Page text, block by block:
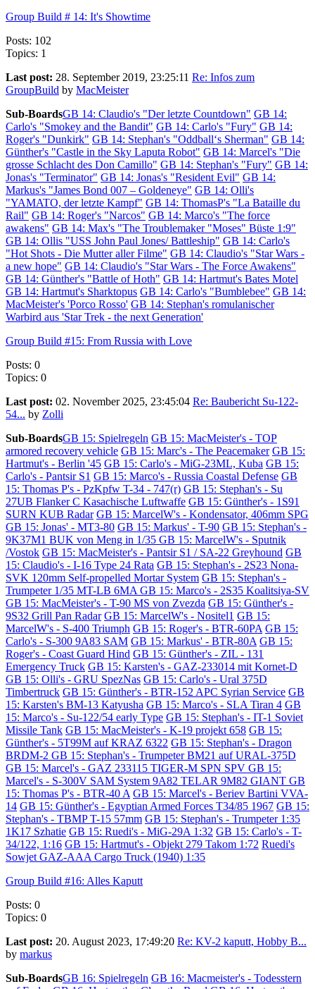
Group Build # 14: It's Showtime
Posts: 102
Topics: 1
Last post: 28. September 2019, 23:25:11 Re: Infos zum
GroupBuild by MacMeister
Sub-BoardsGB 14: Claudio's "Der letzte Countdown" GB 14:
Carlo's "Smokey and the Bandit" GB 14: Carlo's "Fury" GB 14:
Roger's "Dunkirk" GB 14: Stephan's "Oddball‘s Sherman" GB 14:
Günther's "Castle in the Sky Laputa Robot" GB 14: Marcel's "Die
grosse Schlacht des Don Camillo" GB 14: Stephan's "Fury" GB 14:
Jonas's "Terminator" GB 14: Jonas's "Resident Evil" GB 14:
Markus's "James Bond 007 – Goldeneye" GB 14: Olli's
"YAMATO, der letzte Kampf" GB 14: ThomasP's "La Bataille du
Rail" GB 14: Roger's "Narcos" GB 14: Marco's "The force
awakens" GB 14: Max's "The Troublemaker "Moses" Büste 1:9"
GB 14: Ollis "USS John Paul Jones/ Battleship" GB 14: Carlo's
"Hot Shots - Die Mutter aller Filme" GB 14: Claudio's "Star Wars -
a new hope" GB 14: Claudio's "Star Wars - The Force Awakens"
GB 14: Günther's "Battle of Hoth" GB 14: Hartmut's Bates Motel
GB 14: Hartmut's Sharktopus GB 14: Carlo's "Bumblebee" GB 14:
MacMeister's 'Porco Rosso' GB 14: Stephan's romulanischer
Warbird aus 'Star Trek - the next Generation'
Group Build #15: From Russia with Love
Posts: 0
Topics: 0
Last post: 02. November 2025, 23:45:04 Re: Baubericht Su-122-
54... by Zolli
Sub-BoardsGB 15: Spielregeln GB 15: MacMeister's - TOP
armored recovery vehicle GB 15: Marc's - The Peacemaker GB 15:
Hartmut's - Berlin '45 GB 15: Carlo's - MiG-23ML, Kuba GB 15:
Carlo's - Pantsir S1 GB 15: Marco's - Russia Coastal Defense GB
15: Thomas P's - PzKpfw T-34 - 747(r) GB 15: Stephan's - Su
27UB Flanker C Kasachische Luftwaffe GB 15: Günther's - 1S91
SURN KUB Radar GB 15: MarcelW's - Kondensator, 406mm SPG
GB 15: Jonas' - MT3-80 GB 15: Markus' - T-90 GB 15: Stephan's -
9K37M1 BUK von Meng in 1/35 GB 15: MarcelW's - Sputnik
/Vostok GB 15: MacMeister's - Pantsir S1 / SA-22 Greyhound GB
15: Claudio's - I-16 Type 24 Rata GB 15: Stephan's - 2S23 Nona-
SVK 120mm Self-propelled Mortar System GB 15: Stephan's -
Trumpeter 1/35 MT-LB 6MAGB 15: Marco's - 2S35 Koalitsiya-SV
GB 15: MacMeister's - T-90 MS von Zvezda GB 15: Günther's -
9S32 Grill Pan Radar GB 15: MarcelW's - Nositel1 GB 15:
MarcelW's - S-400 Triumph GB 15: Roger's - BTR-60PA GB 15:
Carlo's - S-300 9A83 SAM GB 15: Markus' - BTR-80A GB 15:
Roger's - Coast Guard Hind GB 15: Günther's - ZIL - 131
Emergency Truck GB 15: Karsten's - GAZ-233014 mit Kornet-D
GB 15: Olli's - GRU SpezNas GB 15: Carlo's - Ural 375D
Timbertruck GB 15: Günther's - BTR-152 APC Syrian Service GB
15: Karsten's BM-13 Katyusha GB 15: Marco's - SLA Tiran 4 GB
15: Marco's - Su-122/54 early Type GB 15: Stephan's - IT-1 Soviet
Missile Tank GB 15: MacMeister's - K-19 projekt 658 GB 15:
Günther's - 5T99M auf KRAZ 6322 GB 15: Stephan's - Dragon
BRDM-2 GB 15: Stephan's - Trumpeter BM21 auf URAL-375D
GB 15: Marcel's - GAZ 233115 TIGER-M SPN SPV GB 15:
Marcel's - S-300V SAM System 9A82 TELAR 9M82 GIANT GB
15: Thomas P's - BTR-40 A GB 15: Marcel's - Beriev Bartini VVA-
14 GB 15: Günther's - Egyptian Armed Forces T34/85 1967 GB 15:
Stephan's - TBMP T-15 57mm GB 15: Stephan's - Trumpeter 1:35
1K17 Szhatie GB 15: Ruedi's - MiG-29A 1:32 GB 15: Carlo's - T-
34/122, 1:16 GB 15: Hartmut's - Objekt 279 Takom 1:72 Ruedi's
Sowjet GAZ-AAA Cargo Truck (1940) 1:35
Group Build #16: Alles Kaputt
Posts: 0
Topics: 0
Last post: 20. August 2023, 17:49:20 Re: KV-2 kaputt, Hobby B...
by markus
Sub-BoardsGB 16: Spielregeln GB 16: Macmeister's - Todesstern